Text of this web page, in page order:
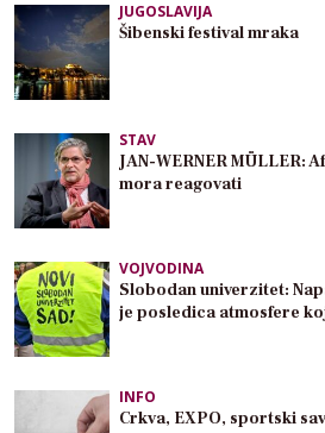
JUGOSLAVIJA
Šibenski festival mraka
STAV
JAN-WERNER MÜLLER:
mora reagovati
VOJVODINA
Slobodan univerzitet:
je posledica atmosfere
INFO
Crkva, EXPO, sportski